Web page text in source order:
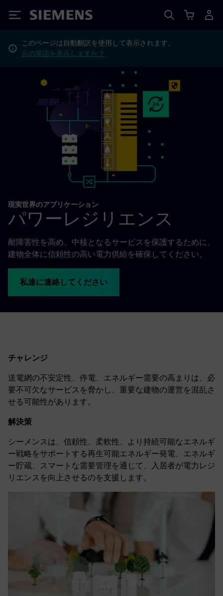
Siemens
このページは自動翻訳を使用して表示されます。
元の英語を表示しますか？
現実世界のアプリケーション
パワーレジリエンス
耐障害性を高め、中核となるサービスを保護するために、
建物全体に信頼性の高い電力供給を確保してください。
私達に連絡してください
チャレンジ
送電網の不安定性、停電、エネルギー需要の高まりは、必
要不可欠なサービスを脅かし、重要な建物の運営を混乱さ
せる可能性があります。
解決策
シーメンスは、信頼性、柔軟性、より持続可能なエネルギ
ー戦略をサポートする再生可能エネルギー発電、エネルギ
ー貯蔵、スマートな需要管理を通じて、入居者が電力レジ
リエンスを向上させるのを支援します。